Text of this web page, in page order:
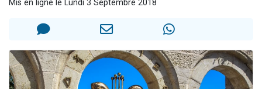
4 personnes viennent de faire un don pour Reloger Rivka, 6 enfants, victime de violences...
4 personnes viennent de nous rejoindre sur WhatsApp
3 nouvelles musiques dans Torah-Box Music
Mis en ligne le Lundi 3 Septembre 2018